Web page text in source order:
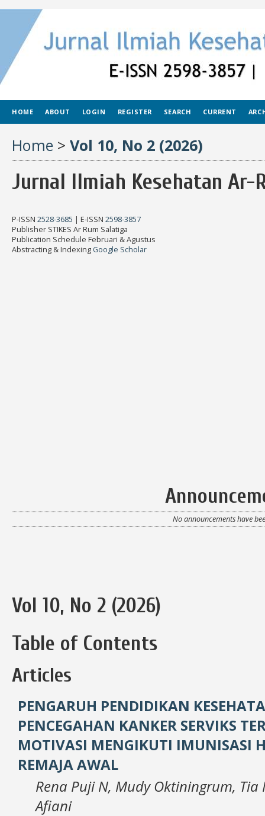
HOME ABOUT LOGIN REGISTER SEARCH CURRENT
Home > Vol 10, No 2 (2026)
Jurnal Ilmiah Kesehatan Ar-
P-ISSN 2528-3685 | E-ISSN 2598-3857
Publisher STIKES Ar Rum Salatiga
Publication Schedule Februari & Agustus
Abstracting & Indexing Google Scholar
No announcements have
Vol 10, No 2 (2026)
Table of Contents
Articles
PENGARUH PENDIDIKAN
PENCEGAHAN KANKER SERVIKS
MOTIVASI MENGIKUTI IMUNISASI
REMAJA AWAL
Rena Puji N, Mudy Oktiningrum,
Afiani